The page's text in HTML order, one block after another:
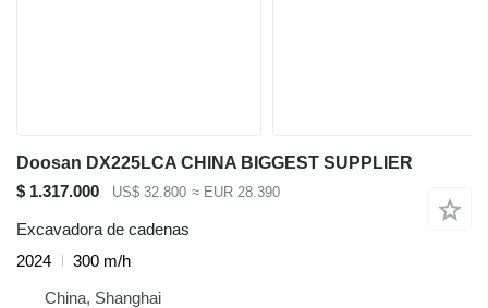
Doosan DX225LCA CHINA BIGGEST SUPPLIER
$ 1.317.000
US$ 32.800 ≈ EUR 28.390
Excavadora de cadenas
2024
300 m/h
China, Shanghai